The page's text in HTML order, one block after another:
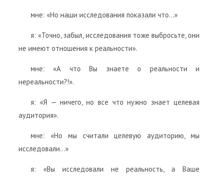
мне: «Но наши исследования показали что…»
я: «Точно, забыл, исследования тоже выбросьте, они
не имеют отношения к реальности».
мне: «А что Вы знаете о реальности и
нереальности?!».
я: «Я — ничего, но все что нужно знает целевая
аудитория».
мне: «Но мы считали целевую аудиторию, мы
исследовали…»
я: «Вы исследовали не реальность, а Ваше